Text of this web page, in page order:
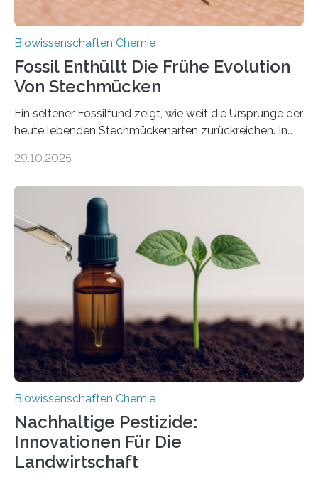
Biowissenschaften Chemie
Fossil Enthüllt Die Frühe Evolution
Von Stechmücken
Ein seltener Fossilfund zeigt, wie weit die Ursprünge der
heute lebenden Stechmückenarten zurückreichen. In
Forschende die bisher älteste bekannte Stechmücken-
Region Kachin in Myanmar und hat sich in
ausgezeichnetem Zustand erhalten. Es konnte als neue
Art einer neuen Gattung beschrieben werden und trägt
nun den Namen Cretosabethes primaevus. Dieser erste
fossile Nachweis einer Stechmückenlarve in Bernstein
stellt gleichzeitig den ersten Fossilfund einer
Mückenlarve aus dem Mesozoikum dar, denn…
29.10.2025
Biowissenschaften Chemie
Nachhaltige Pestizide:
Innovationen Für Die
Landwirtschaft